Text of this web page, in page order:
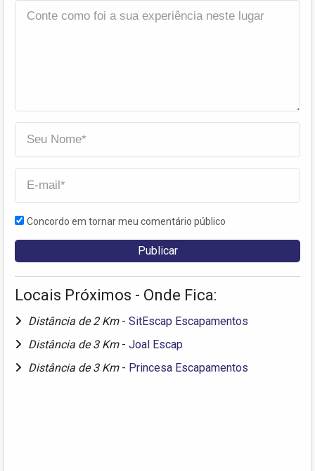
Concordo em tornar meu comentário público
Locais Próximos - Onde Fica:
Distância de 2 Km - SitEscap Escapamentos
Distância de 3 Km - Joal Escap
Distância de 3 Km - Princesa Escapamentos